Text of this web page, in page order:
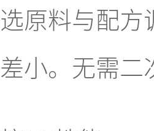
原料与配
小。无需